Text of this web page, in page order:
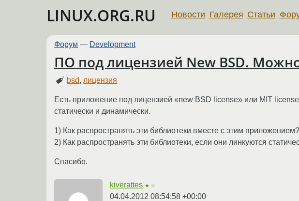
LINUX.ORG.RU Новости Галерея Статьи
Форум — Development
ПО под лицензией New BSD. Можно
bsd, лицензия
Есть приложение под лицензией «new BSD license» или MIT
статически и динамически.
1) Как распространять эти библиотеки вместе с этим приложением?
2) Как распространять эти библиотеки, если они линкуются
Спасибо.
kiverattes ★☆
04.04.2012 08:54:58 +00:00